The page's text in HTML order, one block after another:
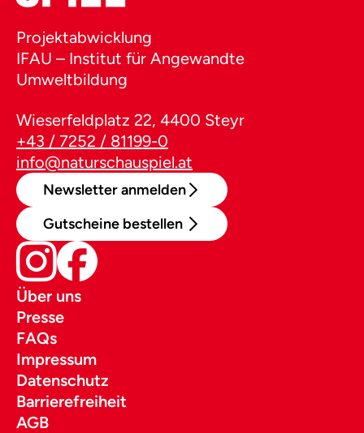
Projektabwicklung
IFAU – Institut für Angewandte
Umweltbildung
Wieserfeldplatz 22, 4400 Steyr
+43 / 7252 / 81199-0
info@naturschauspiel.at
Newsletter anmelden
Gutscheine bestellen
Über uns
Presse
FAQs
Impressum
Datenschutz
Barrierefreiheit
AGB